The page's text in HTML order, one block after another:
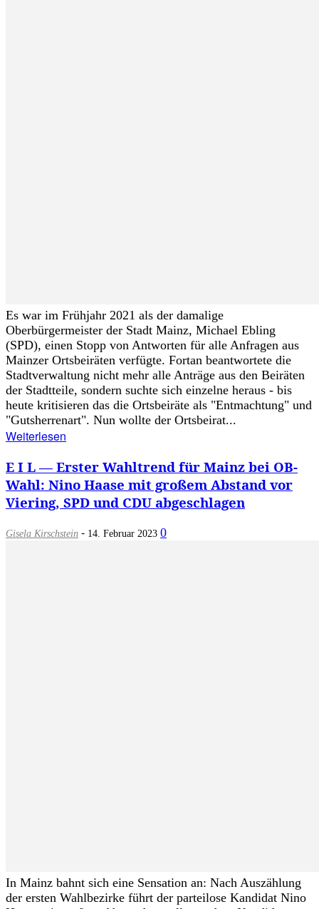
Es war im Frühjahr 2021 als der damalige
Oberbürgermeister der Stadt Mainz, Michael Ebling
(SPD), einen Stopp von Antworten für alle Anfragen aus
Mainzer Ortsbeiräten verfügte. Fortan beantwortete die
Stadtverwaltung nicht mehr alle Anträge aus den Beiräten
der Stadtteile, sondern suchte sich einzelne heraus - bis
heute kritisieren das die Ortsbeiräte als "Entmachtung" und
"Gutsherrenart". Nun wollte der Ortsbeirat...
Weiterlesen
E I L — Erster Wahltrend für Mainz bei OB-
Wahl: Nino Haase mit großem Abstand vor
Viering, SPD und CDU abgeschlagen
Gisela Kirschstein - 14. Februar 2023 0
In Mainz bahnt sich eine Sensation an: Nach Auszählung
der ersten Wahlbezirke führt der parteilose Kandidat Nino